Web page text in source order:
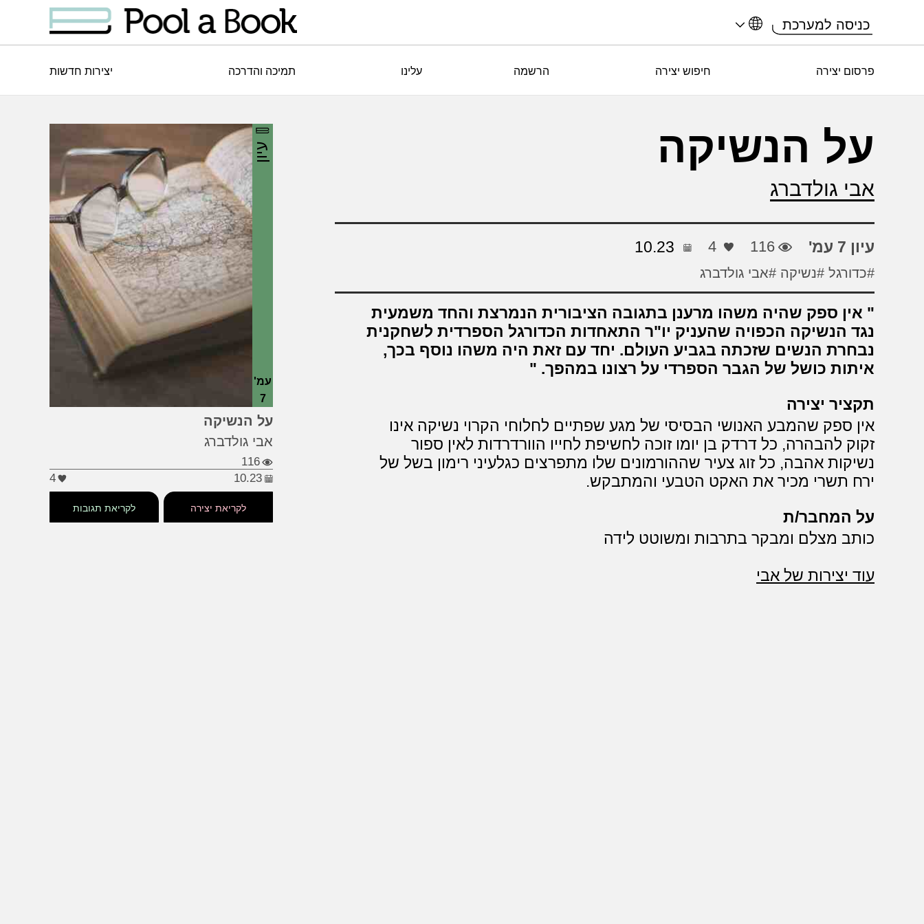
כניסה למערכת
פרסום יצירה חיפוש יצירה הרשמה עלינו תמיכה והדרכה יצירות חדשות
על הנשיקה
אבי גולדברג
עיון 7 עמ' 116
4
10.23
#כדורגל #נשיקה #אבי גולדברג
אין ספק שהיה משהו מרענן בתגובה הציבורית הנמרצת והחד משמעית
נגד הנשיקה הכפויה שהעניק יו"ר התאחדות הכדורגל הספרדית לשחקנית
נבחרת הנשים שזכתה בגביע העולם. יחד עם זאת היה משהו נוסף בכך,
איתות כושל של הגבר הספרדי על רצונו במהפך.
תקציר יצירה
אין ספק שהמבע האנושי הבסיסי של מגע שפתיים לחלוחי הקרוי נשיקה אינו
זקוק להבהרה, כל דרדק בן יומו זוכה לחשיפת לחייו הוורדרדות לאין ספור
נשיקות אהבה, כל זוג צעיר שההורמונים שלו מתפרצים כגלעיני רימון בשל של
ירח תשרי מכיר את האקט הטבעי והמתבקש.
על המחבר/ת
כותב מצלם ומבקר בתרבות ומשוטט לידה
עוד יצירות של אבי
עיון
עמ'
7
#כדורגל#נשיקהעל הנשיקה
אבי גולדברג
116
10.23
4
לקריאת תגובות לקריאת יצירה